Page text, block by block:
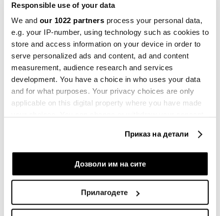
Responsible use of your data
We and our 1022 partners process your personal data,
e.g. your IP-number, using technology such as cookies to
store and access information on your device in order to
serve personalized ads and content, ad and content
measurement, audience research and services
development. You have a choice in who uses your data
and for what purposes. Your privacy choices are only
applicable on this digital property where you have made
If you allow, we would also like to:
Collect information about your geographical
Identify your device by actively scanning it for
Приказ на детали
Дозволи им на сите
Прилагодете
СТАНОВИ НЕДВИЖНОСТИ КИСЕЛА ВОДА
КАТАСТАР
РЕГИСТАР НА ЦЕНИ И ЗАКУПИ
Македонија меѓу земјите со највисок
раст на цените на становите во
продажбата
Зошто помалата квадратура стана
највредната на пазарот на